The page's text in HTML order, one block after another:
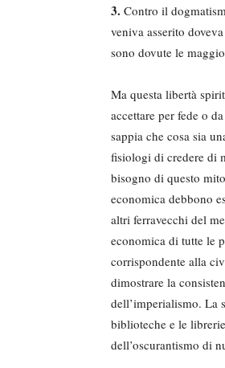
3. Contro il
veniva asserito
sono dovute le
Ma questa libertà
accettare per fede o
sappia che cosa sia
fisiologi di credere di
bisogno di questo
economica debbono
altri ferravecchi del
economica di tutte le
corrispondente alla
dimostrare la
dell’imperialismo. La
biblioteche e le
dell’oscurantismo di